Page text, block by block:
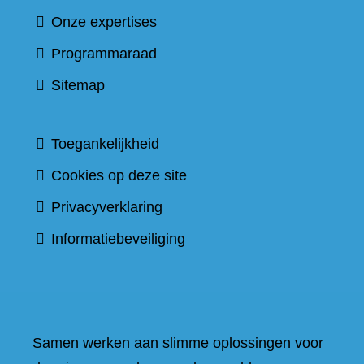
Onze expertises
Programmaraad
Sitemap
Toegankelijkheid
Cookies op deze site
Privacyverklaring
Informatiebeveiliging
Samen werken aan slimme oplossingen voor